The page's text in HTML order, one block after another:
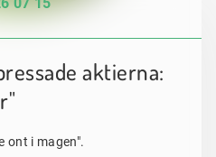
07 15
aktierna:
ont i magen".